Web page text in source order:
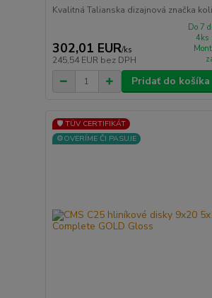
Kvalitná Talianska dizajnová značka
302,01 EUR/ks
245,54 EUR bez DPH
Do 7
4ks
Pridať do košíka
🛡️ TÜV CERTIFIKÁT
⚙️OVERÍME ČI PASUJE